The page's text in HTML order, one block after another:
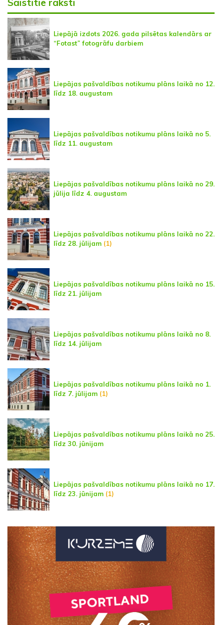
Saistītie raksti
Liepājā izdots 2026. gada pilsētas kalendārs ar
“Fotast” fotogrāfu darbiem
Liepājas pašvaldības notikumu plāns laikā no 12.
līdz 18. augustam
Liepājas pašvaldības notikumu plāns laikā no 5.
līdz 11. augustam
Liepājas pašvaldības notikumu plāns laikā no 29.
jūlija līdz 4. augustam
Liepājas pašvaldības notikumu plāns laikā no 22.
līdz 28. jūlijam (1)
Liepājas pašvaldības notikumu plāns laikā no 15.
līdz 21. jūlijam
Liepājas pašvaldības notikumu plāns laikā no 8.
līdz 14. jūlijam
Liepājas pašvaldības notikumu plāns laikā no 1.
līdz 7. jūlijam (1)
Liepājas pašvaldības notikumu plāns laikā no 25.
līdz 30. jūnijam
Liepājas pašvaldības notikumu plāns laikā no 17.
līdz 23. jūnijam (1)